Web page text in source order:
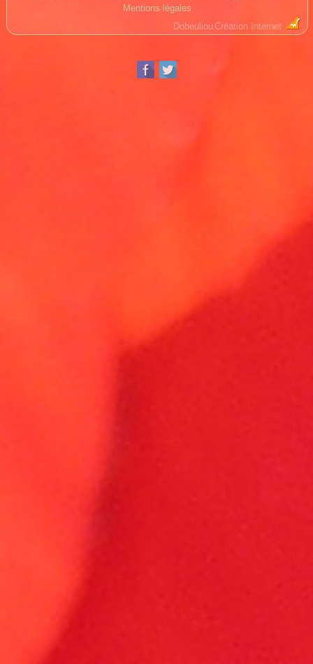
Mentions légales
Dobeuliou Création Internet